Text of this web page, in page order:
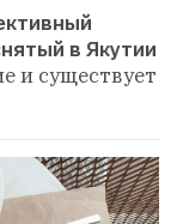
в Якутии
и существует